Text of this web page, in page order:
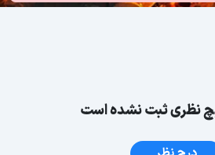
نظری ثبت نشده است